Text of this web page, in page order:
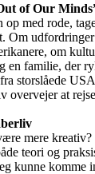
of Our
med rode,
Om
om
en familie, der
storslåede
overvejer at
mere
teori og
kunne komme